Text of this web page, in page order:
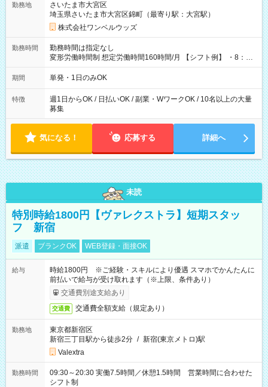
勤務地
さいたま市大宮区
埼玉県さいたま市大宮区錦町（最寄り駅：大宮駅）
株式会社ワンベルウッズ
勤務時間
勤務時間は指定なし
変形労働時間制 想定労働時間160時間/月 【シフト例】 ・8：00
～21：00
期間 単発・1日のみOK
特徴
週1日からOK / 日払いOK / 副業・WワークOK / 10名以上の大量
募集
気になる！ 応募する 詳細へ
未読
特別時給1800円【ヴァレクストラ】短期スタッ
フ 新宿
派遣 ブランクOK WEB登録・面接OK
給与
時給1800円 ※ご経験・スキルにより優遇 スマホでかんたんに
前払いで給与が受け取れます（※上限、条件あり）
交通費別途支給あり
交通費 交通費全額支給（規定あり）
勤務地
東京都新宿区
新宿三丁目駅から徒歩2分 / 新宿(東京メトロ)駅
Valextra
勤務時間
09:30～20:30 実働7.5時間／休憩1.5時間 営業時間に合わせた
シフト制